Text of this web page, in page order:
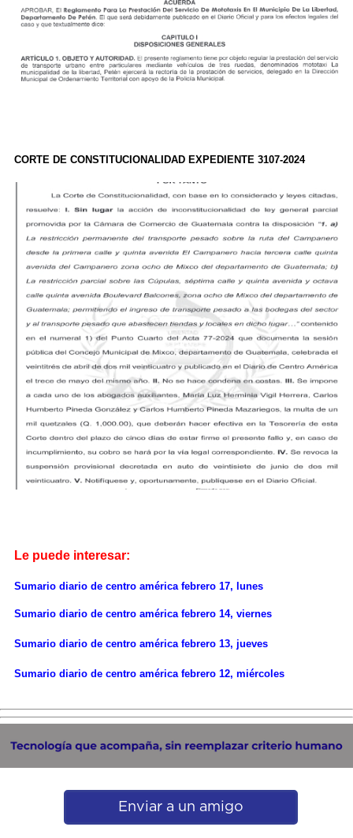
CORTE DE CONSTITUCIONALIDAD EXPEDIENTE 3107-2024
Le puede interesar:
Sumario diario de centro américa febrero 17, lunes
Sumario diario de centro américa febrero 14, viernes
Sumario diario de centro américa febrero 13, jueves
Sumario diario de centro américa febrero 12, miércoles
Enviar a un amigo